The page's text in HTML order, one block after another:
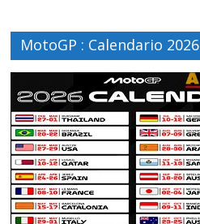
MotoGP : Calendario 2026